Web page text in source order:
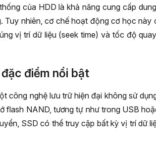
của HDD là khả năng cung cấp
nhiên, cơ chế hoạt động cơ học này
vị trí dữ liệu (seek time) và tốc độ
điểm nổi bật
công nghệ lưu trữ hiện đại không sử
flash NAND, tương tự như trong USB
SSD có thể truy cập bất kỳ vị trí dữ